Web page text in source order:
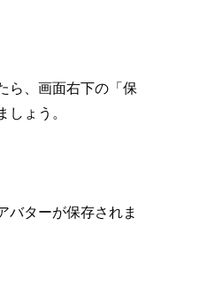
ら、画面右下の「保
ょう。
バターが保存されま